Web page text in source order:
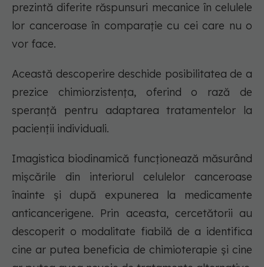
prezintă diferite răspunsuri mecanice în celulele
lor canceroase în comparație cu cei care nu o
vor face.
Această descoperire deschide posibilitatea de a
prezice chimiorzistența, oferind o rază de
speranță pentru adaptarea tratamentelor la
pacienții individuali.
Imagistica biodinamică funcționează măsurând
mișcările din interiorul celulelor canceroase
înainte și după expunerea la medicamente
anticancerigene. Prin aceasta, cercetătorii au
descoperit o modalitate fiabilă de a identifica
cine ar putea beneficia de chimioterapie și cine